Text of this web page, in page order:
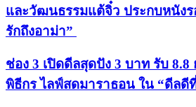
และวัฒนธรรมแต้จิ๋ว ประกบหนัง
รักถึงอาม่า”
ช่อง 3 เปิดดีลสุดปัง 3 บาท รับ
พิธีกร ไลฟ์สดมาราธอน ใน “ดีลดี